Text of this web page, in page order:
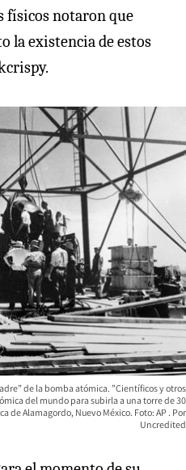
físicos notaron que
la existencia de estos
de la bomba atómica. ”Científicos y otros
del mundo para subirla a una torre de 30
de Alamagordo, Nuevo México. Foto: AP
Uncredited